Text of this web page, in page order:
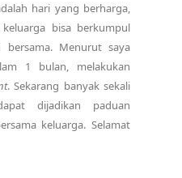
hari yang berharga,
bisa berkumpul
bersama. Menurut saya
1 bulan, melakukan
. Sekarang banyak sekali
dijadikan paduan
keluarga. Selamat